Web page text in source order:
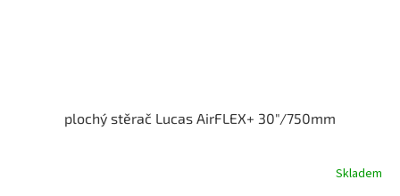
plochý stěrač Lucas AirFLEX+ 30"/750mm
Skladem